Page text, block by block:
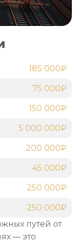
путей от
— это
185 000₽
75 000₽
150 000₽
5 000 000₽
200 000₽
45 000₽
250 000₽
250 000₽